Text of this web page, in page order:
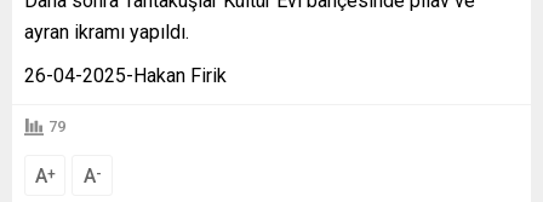
ayran ikramı yapıldı.
26-04-2025-Hakan Firik
79
A+ A-